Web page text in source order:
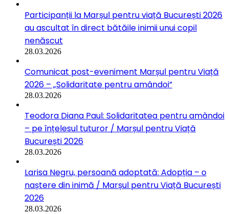
Participanții la Marșul pentru viață București 2026
au ascultat în direct bătăile inimii unui copil
nenăscut
28.03.2026
Comunicat post-eveniment Marșul pentru Viață
2026 – „Solidaritate pentru amândoi”
28.03.2026
Teodora Diana Paul: Solidaritatea pentru amândoi
– pe înțelesul tuturor / Marșul pentru Viață
București 2026
28.03.2026
Larisa Negru, persoană adoptată: Adopția – o
naștere din inimă / Marșul pentru Viață București
2026
28.03.2026